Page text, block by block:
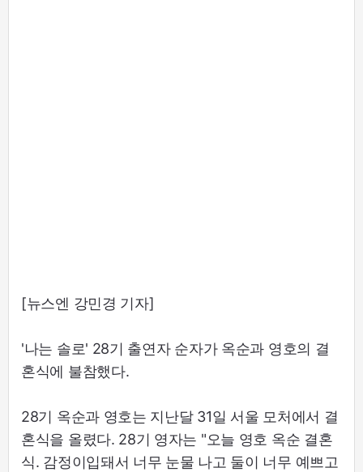
[뉴스엔 강민경 기자]
'나는 솔로' 28기 출연자 순자가 옥순과 영호의 결
혼식에 불참했다.
28기 옥순과 영호는 지난달 31일 서울 모처에서 결
혼식을 올렸다. 28기 영자는 "오늘 영호 옥순 결혼
식. 감정이입돼서 너무 눈물 나고 둘이 너무 예쁘고